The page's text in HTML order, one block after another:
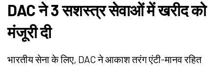
DAC ने 3 सशस्त्र सेवाओं में खरीद को
मंजूरी दी
भारतीय सेना के लिए, DAC ने आकाश तरंग एंटी-मानव रहित